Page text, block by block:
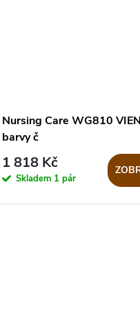
Nursing Care WG810
barvy č
1 818 Kč
Skladem 1 pár